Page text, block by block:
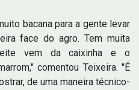
bacana para a gente levar
face do agro. Tem muita
vem da caixinha e o
comentou Teixeira. "É
de uma maneira técnico-